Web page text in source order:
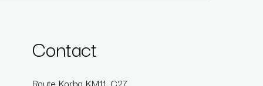
Contact